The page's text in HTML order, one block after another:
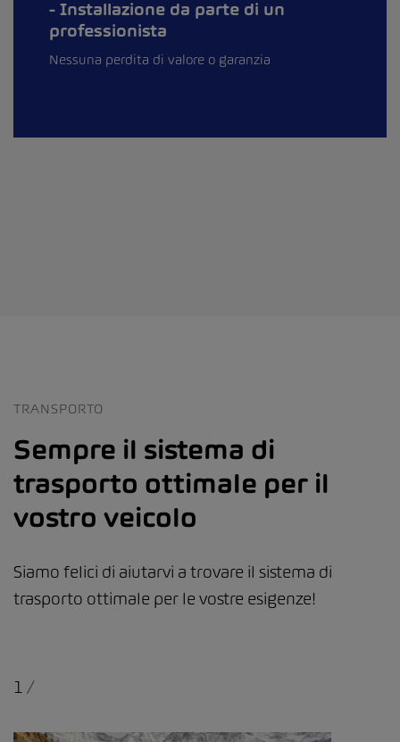
Installazione da parte di un
professionista
Nessuna perdita di valore o garanzia
TRANSPORTO
Sempre il sistema di
trasporto ottimale per il
vostro veicolo
Siamo felici di aiutarvi a trovare il sistema di
trasporto ottimale per le vostre esigenze!
1 /